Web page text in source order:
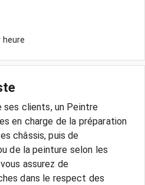
heure
ses clients, un Peintre
en charge de la préparation
châssis, puis de
de la peinture selon les
assurez de
dans le respect des